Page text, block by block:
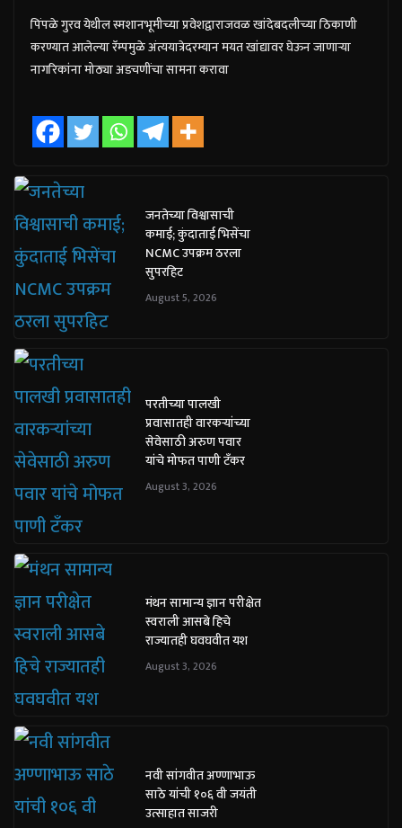
पिंपळे गुरव येथील स्मशानभूमीच्या प्रवेशद्वाराजवळ खांदेबदलीच्या ठिकाणी
करण्यात आलेल्या रॅम्पमुळे अंत्ययात्रेदरम्यान मयत खांद्यावर घेऊन जाणाऱ्या
नागरिकांना मोठ्या अडचणींचा सामना करावा
जनतेच्या विश्वासाची
कमाई; कुंदाताई भिसेंचा
NCMC उपक्रम ठरला
सुपरहिट
August 5, 2026
परतीच्या पालखी
प्रवासातही वारकऱ्यांच्या
सेवेसाठी अरुण पवार
यांचे मोफत पाणी टँकर
August 3, 2026
मंथन सामान्य ज्ञान परीक्षेत
स्वराली आसबे हिचे
राज्यातही घवघवीत यश
August 3, 2026
नवी सांगवीत अण्णाभाऊ
साठे यांची १०६ वी जयंती
उत्साहात साजरी